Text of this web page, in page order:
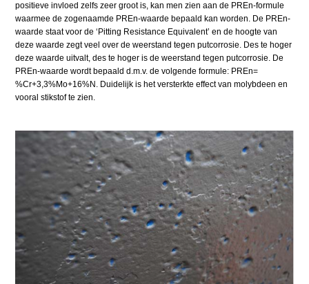
positieve invloed zelfs zeer groot is, kan men zien aan de PREn-formule
waarmee de zogenaamde PREn-waarde bepaald kan worden. De PREn-
waarde staat voor de ‘Pitting Resistance Equivalent’ en de hoogte van
deze waarde zegt veel over de weerstand tegen putcorrosie. Des te hoger
deze waarde uitvalt, des te hoger is de weerstand tegen putcorrosie. De
PREn-waarde wordt bepaald d.m.v. de volgende formule: PREn=
%Cr+3,3%Mo+16%N. Duidelijk is het versterkte effect van molybdeen en
vooral stikstof te zien.